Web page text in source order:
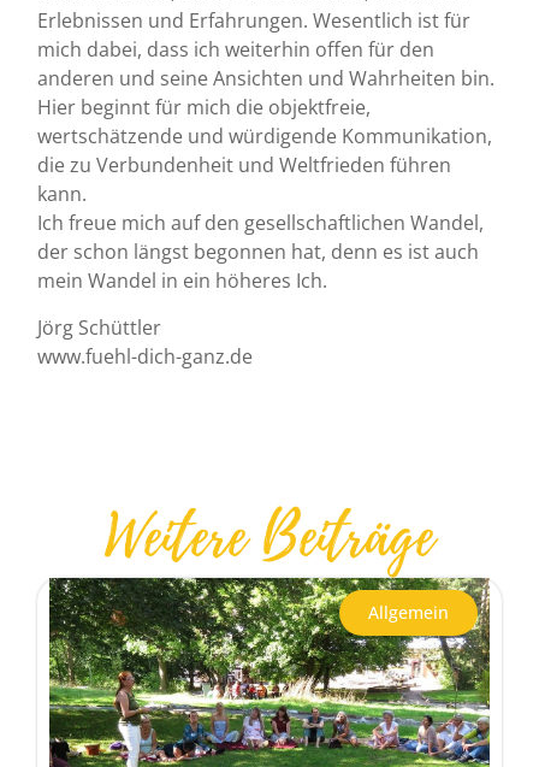
Erlebnissen und Erfahrungen. Wesentlich ist für
mich dabei, dass ich weiterhin offen für den
anderen und seine Ansichten und Wahrheiten bin.
Hier beginnt für mich die objektfreie,
wertschätzende und würdigende Kommunikation,
die zu Verbundenheit und Weltfrieden führen
kann.
Ich freue mich auf den gesellschaftlichen Wandel,
der schon längst begonnen hat, denn es ist auch
mein Wandel in ein höheres Ich.
Jörg Schüttler
www.fuehl-dich-ganz.de
Weitere Beiträge
Allgemein